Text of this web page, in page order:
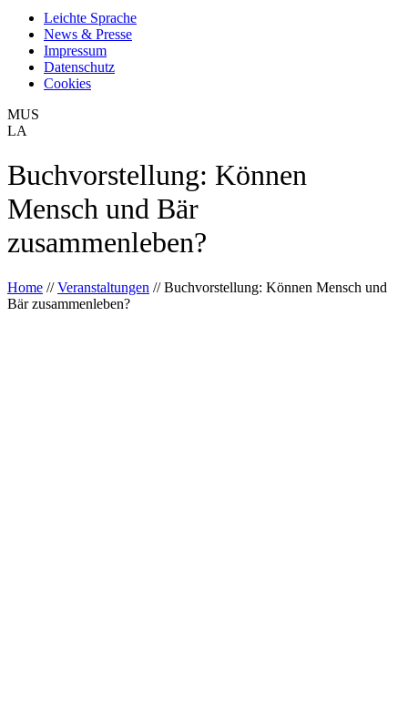
Leichte Sprache
News & Presse
Impressum
Datenschutz
Cookies
MUS
LA
Buchvorstellung: Können
Mensch und Bär
zusammenleben?
Home //Veranstaltungen //Buchvorstellung: Können Mensch und
Bär zusammenleben?